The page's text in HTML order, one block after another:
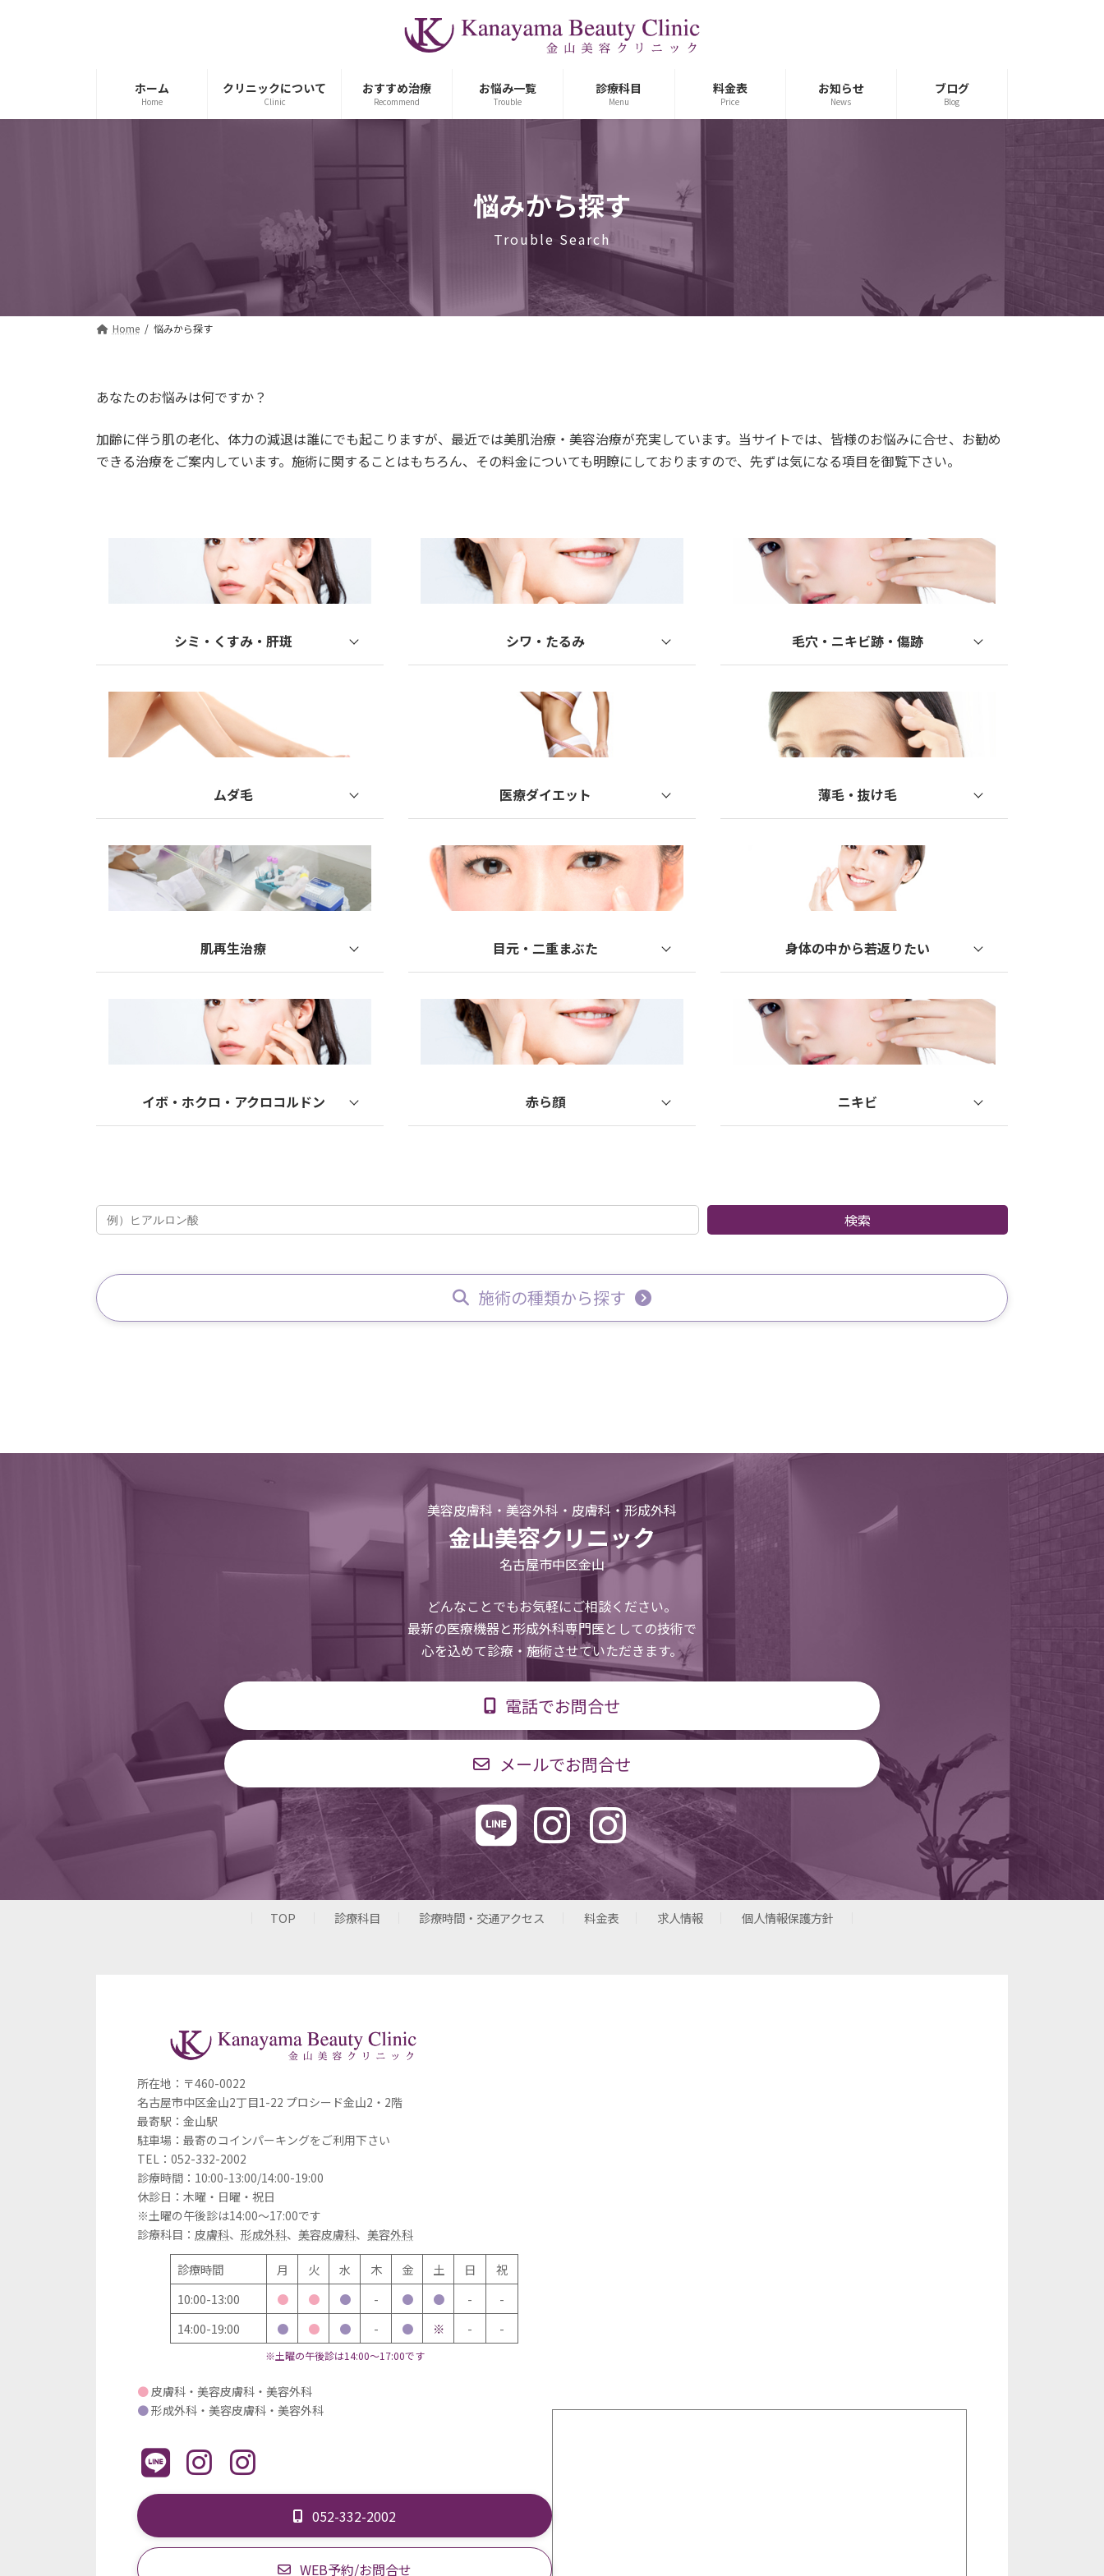
ホーム
Home
クリニックについて
Clinic
おすすめ治療
Recommend
お悩み一覧
Trouble
診療科目
Menu
料金表
Price
お知らせ
News
ブログ
Blog
悩みから探す
Trouble Search
Home 悩みから探す
あなたのお悩みは何ですか？
加齢に伴う肌の老化、体力の減退は誰にでも起こりますが、最近では美肌治療・美容治療が充実しています。当サイトでは、皆様のお悩みに合せ、お勧め
できる治療をご案内しています。施術に関することはもちろん、その料金についても明瞭にしておりますので、先ずは気になる項目を御覧下さい。
シミ・くすみ・肝斑
レーザーフェイシャル
レーザーシャワー
マッサージピール
メイクアップピール
エレクトロポレーション
ジェネオエックス
ドクターズコスメ
シワ・たるみ
ウルトラセルZi
コラーゲン生成ハイフ
ボトックス注射
スネコス
水光注射
リズネ注入
ジュベルック
XERF
毛穴・ニキビ跡・傷跡
ジェネオエックス
マッサージピール
ヴェルベットスキン
ヴァンパイアフェイシャル
ジュベルック
CO2フラクショナルレーザー
ドクターズコスメ
ムダ毛
VIO医療脱毛
医療ダイエット 薄毛・抜け毛
EXOHAIR EVs
肌再生治療
肌の再生医療
目元・二重まぶた
眉毛下切開
二重埋没
身体の中から若返りたい
注射
点滴治療
イボ・ホクロ・アクロコルドン 赤ら顔 ニキビ
エレクトロポレーション
ドクターズコスメ
検索
施術の種類から探す
美容皮膚科・美容外科・皮膚科・形成外科
金山美容クリニック
名古屋市中区金山
どんなことでもお気軽にご相談ください。
最新の医療機器と形成外科専門医としての技術で
心を込めて診療・施術させていただきます。
電話でお問合せ
メールでお問合せ
TOP 診療科目 診療時間・交通アクセス 料金表 求人情報 個人情報保護方針
所在地：〒460-0022
名古屋市中区金山2丁目1-22 プロシード金山2・2階
最寄駅：金山駅
駐車場：最寄のコインパーキングをご利用下さい
TEL：052-332-2002
診療時間：10:00-13:00/14:00-19:00
休診日：木曜・日曜・祝日
※土曜の午後診は14:00～17:00です
診療科目： 皮膚科、形成外科、 美容皮膚科、 美容外科
診療時間 月 火 水 木 金 土 日
祝
10:00-13:00
● ● ● - ● ● -
-
14:00-19:00
● ● ● - ● ※ - -
※土曜の午後診は14:00～17:00です
●皮膚科・美容皮膚科・美容外科
●形成外科・美容皮膚科・美容外科
052-332-2002
WEB予約/お問合せ